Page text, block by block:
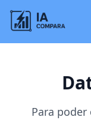
Para